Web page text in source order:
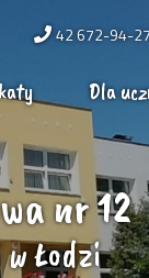
42 672-94-27
Dla
nr 12
Łodzi